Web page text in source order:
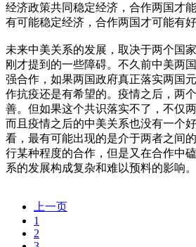
经济政策共同稳定经济，合作两国才
有可能稳定经济，合作两国才可能有好
未来中美关系的发展，取决于两个国
刚才提到的一些障碍。不久前中美两
强合作，如果两国政府真正落实两国
作抗疫还是有希望的。疫情之后，两
善。但如果这个共识落实不了，不仅
而且疫情之后的中美关系也没有一个
看，最有可能出现的是介于两者之间
行某种程度的合作，但是又在合作中
系的发展构成复杂和难以预料的影响。
上一页
1
2